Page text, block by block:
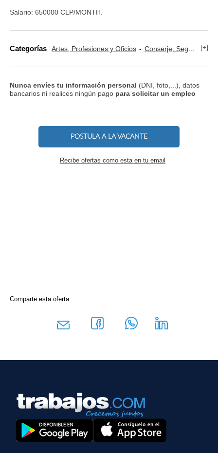
Salario: 650000 CLP/MONTH.
Categorías Artes, Profesiones y Oficios Conserje, Seguridad y Control de Accesos [+]
Nunca envíes tu información personal (DNI, foto,...), datos
bancarios ni realices ningún pago para solicitar un empleo
POSTULA A LA VACANTE
Recibe ofertas como esta en tu email
Comparte esta oferta: